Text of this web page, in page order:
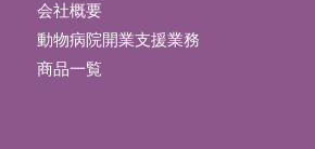
会社概要
動物病院開業支援業務
商品一覧